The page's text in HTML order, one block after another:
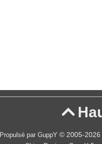

Propulsé par GuppY © 2005-2026